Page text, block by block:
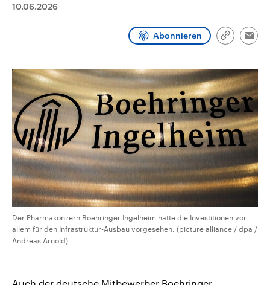
Wahlprogramme, aktuelle Berichte
und Kandidaten der anstehenden
10.06.2026
Abonnieren
Link
Der Pharmakonzern Boehringer Ingelheim hatte die Investitionen vor
allem für den Infrastruktur-Ausbau vorgesehen. (picture alliance / dpa /
Andreas Arnold)